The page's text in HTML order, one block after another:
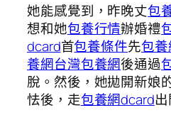
她能感覺到，昨晚丈包
想和她包養行情辦婚禮
dcard首包養條件先包養
養網台灣包養網後通過
脫。然後，她拋開新娘
怯後，走包養網dcard